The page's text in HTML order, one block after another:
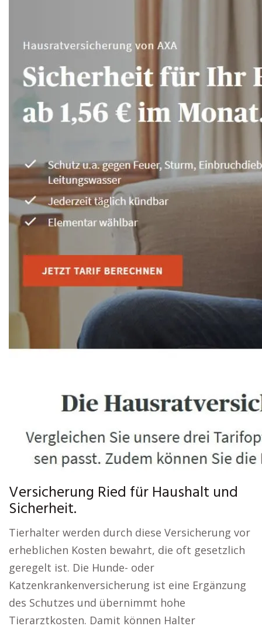
Versicherung Ried für Haushalt und
Sicherheit.
Tierhalter werden durch diese Versicherung vor
erheblichen Kosten bewahrt, die oft gesetzlich
geregelt ist. Die Hunde- oder
Katzenkrankenversicherung ist eine Ergänzung
des Schutzes und übernimmt hohe
Tierarztkosten. Damit können Halter